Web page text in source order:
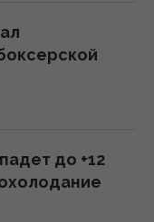
до +12